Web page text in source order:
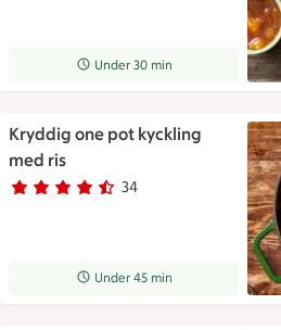
Receptet tar Under 30 min att tillaga
Under 30 min
Kryddig one pot kyckling
med ris
Betyg 4.5 av 5. 34
34 personer har röstat
Receptet tar Under 45 min att
Under 45 min